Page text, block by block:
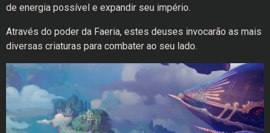
de energia possível e expandir seu império.
Através do poder da Faeria, estes deuses invocarão as mais
diversas criaturas para combater ao seu lado.